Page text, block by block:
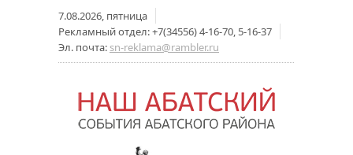
7.08.2026, пятница
Рекламный отдел: +7(34556) 4-16-70, 5-16-37
Эл. почта: sn-reklama@rambler.ru